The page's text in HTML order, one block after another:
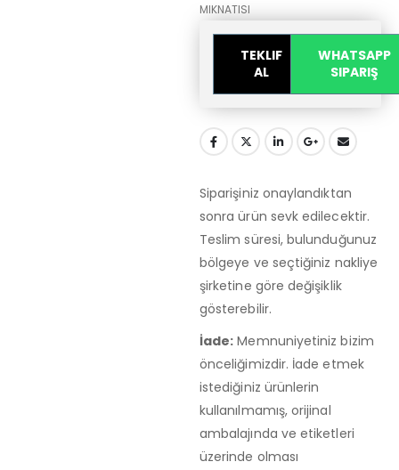
MIKNATISI
TEKLIF
AL
WHATSAPP
SIPARIŞ
Siparişiniz onaylandıktan
sonra ürün sevk edilecektir.
Teslim süresi, bulunduğunuz
bölgeye ve seçtiğiniz nakliye
şirketine göre değişiklik
gösterebilir.
İade: Memnuniyetiniz bizim
önceliğimizdir. İade etmek
istediğiniz ürünlerin
kullanılmamış, orijinal
ambalajında ve etiketleri
üzerinde olması